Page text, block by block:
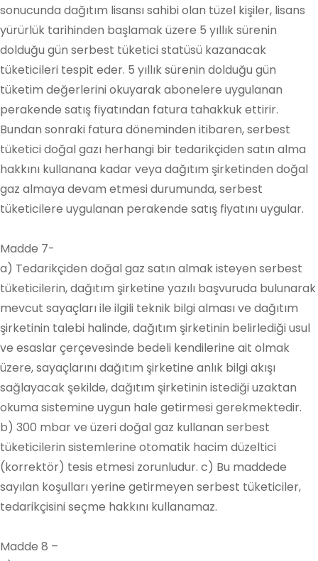
sonucunda dağıtım lisansı sahibi olan tüzel kişiler, lisans
yürürlük tarihinden başlamak üzere 5 yıllık sürenin
dolduğu gün serbest tüketici statüsü kazanacak
tüketicileri tespit eder. 5 yıllık sürenin dolduğu gün
tüketim değerlerini okuyarak abonelere uygulanan
perakende satış fiyatından fatura tahakkuk ettirir.
Bundan sonraki fatura döneminden itibaren, serbest
tüketici doğal gazı herhangi bir tedarikçiden satın alma
hakkını kullanana kadar veya dağıtım şirketinden doğal
gaz almaya devam etmesi durumunda, serbest
tüketicilere uygulanan perakende satış fiyatını uygular.
Madde 7-
a) Tedarikçiden doğal gaz satın almak isteyen serbest
tüketicilerin, dağıtım şirketine yazılı başvuruda bulunarak
mevcut sayaçları ile ilgili teknik bilgi alması ve dağıtım
şirketinin talebi halinde, dağıtım şirketinin belirlediği usul
ve esaslar çerçevesinde bedeli kendilerine ait olmak
üzere, sayaçlarını dağıtım şirketine anlık bilgi akışı
sağlayacak şekilde, dağıtım şirketinin istediği uzaktan
okuma sistemine uygun hale getirmesi gerekmektedir.
b) 300 mbar ve üzeri doğal gaz kullanan serbest
tüketicilerin sistemlerine otomatik hacim düzeltici
(korrektör) tesis etmesi zorunludur. c) Bu maddede
sayılan koşulları yerine getirmeyen serbest tüketiciler,
tedarikçisini seçme hakkını kullanamaz.
Madde 8 –